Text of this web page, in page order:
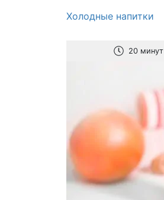
Холодные напитки
20 минут